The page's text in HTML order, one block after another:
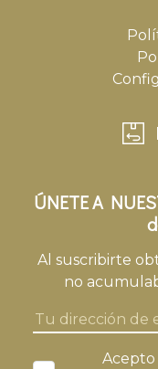
ÚNETE A
Al suscribirte
no
Acepto